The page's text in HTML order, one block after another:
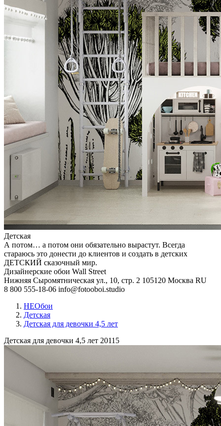
Детская
А потом… а потом они обязательно вырастут. Всегда
стараюсь это донести до клиентов и создать в детских
ДЕТСКИЙ сказочный мир.
Дизайнерские обои Wall Street
Нижняя Сыромятническая ул., 10, стр. 2 105120 Москва RU
8 800 555-18-06 info@fotooboi.studio
НЕОбои
Детская
Детская для девочки 4,5 лет
Детская для девочки 4,5 лет 20115